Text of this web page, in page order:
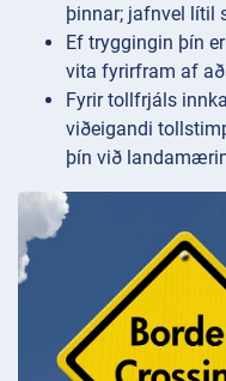
þinnar; jafnvel lítil
Ef tryggingin þín
vita fyrirfram af
Fyrir tollfrjáls
viðeigandi
þín við